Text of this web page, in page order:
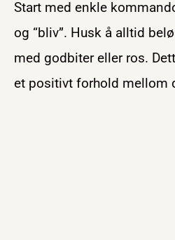
Start med enkle
og “bliv”. Husk å alltid
med godbiter eller ros.
et positivt forhold mellom